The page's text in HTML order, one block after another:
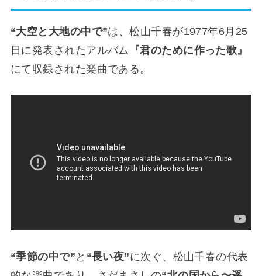
“大空と大地の中で”は、松山千春が1977年6月25
日に発表されたアルバム
『君のために作った歌』
にて収録された楽曲である。
“季節の中で” と “長い夜”に次ぐ、松山千春の代表